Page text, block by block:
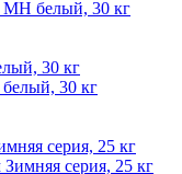
30 кг
серия, 25 кг